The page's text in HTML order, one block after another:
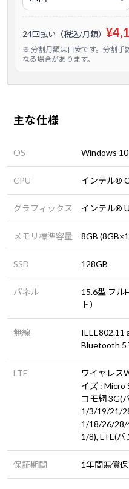
24回払い（税込/月額）
※ 分割月額は目安です。分割手
なる場合があります。
主な仕様
OS Windows
CPU インテル®
グラフィックス インテル®
メモリ標準容量 8GB
SSD 128GB
パネル
15.6型 フル
ト）
無線
IEEE802.11
Bluetooth 5
LTE
ワイヤレス
イズ :
コモ網 3G(
1/3/19/21/
1/18/26/28/
1/8), LTE(
保証期間 1年間無償